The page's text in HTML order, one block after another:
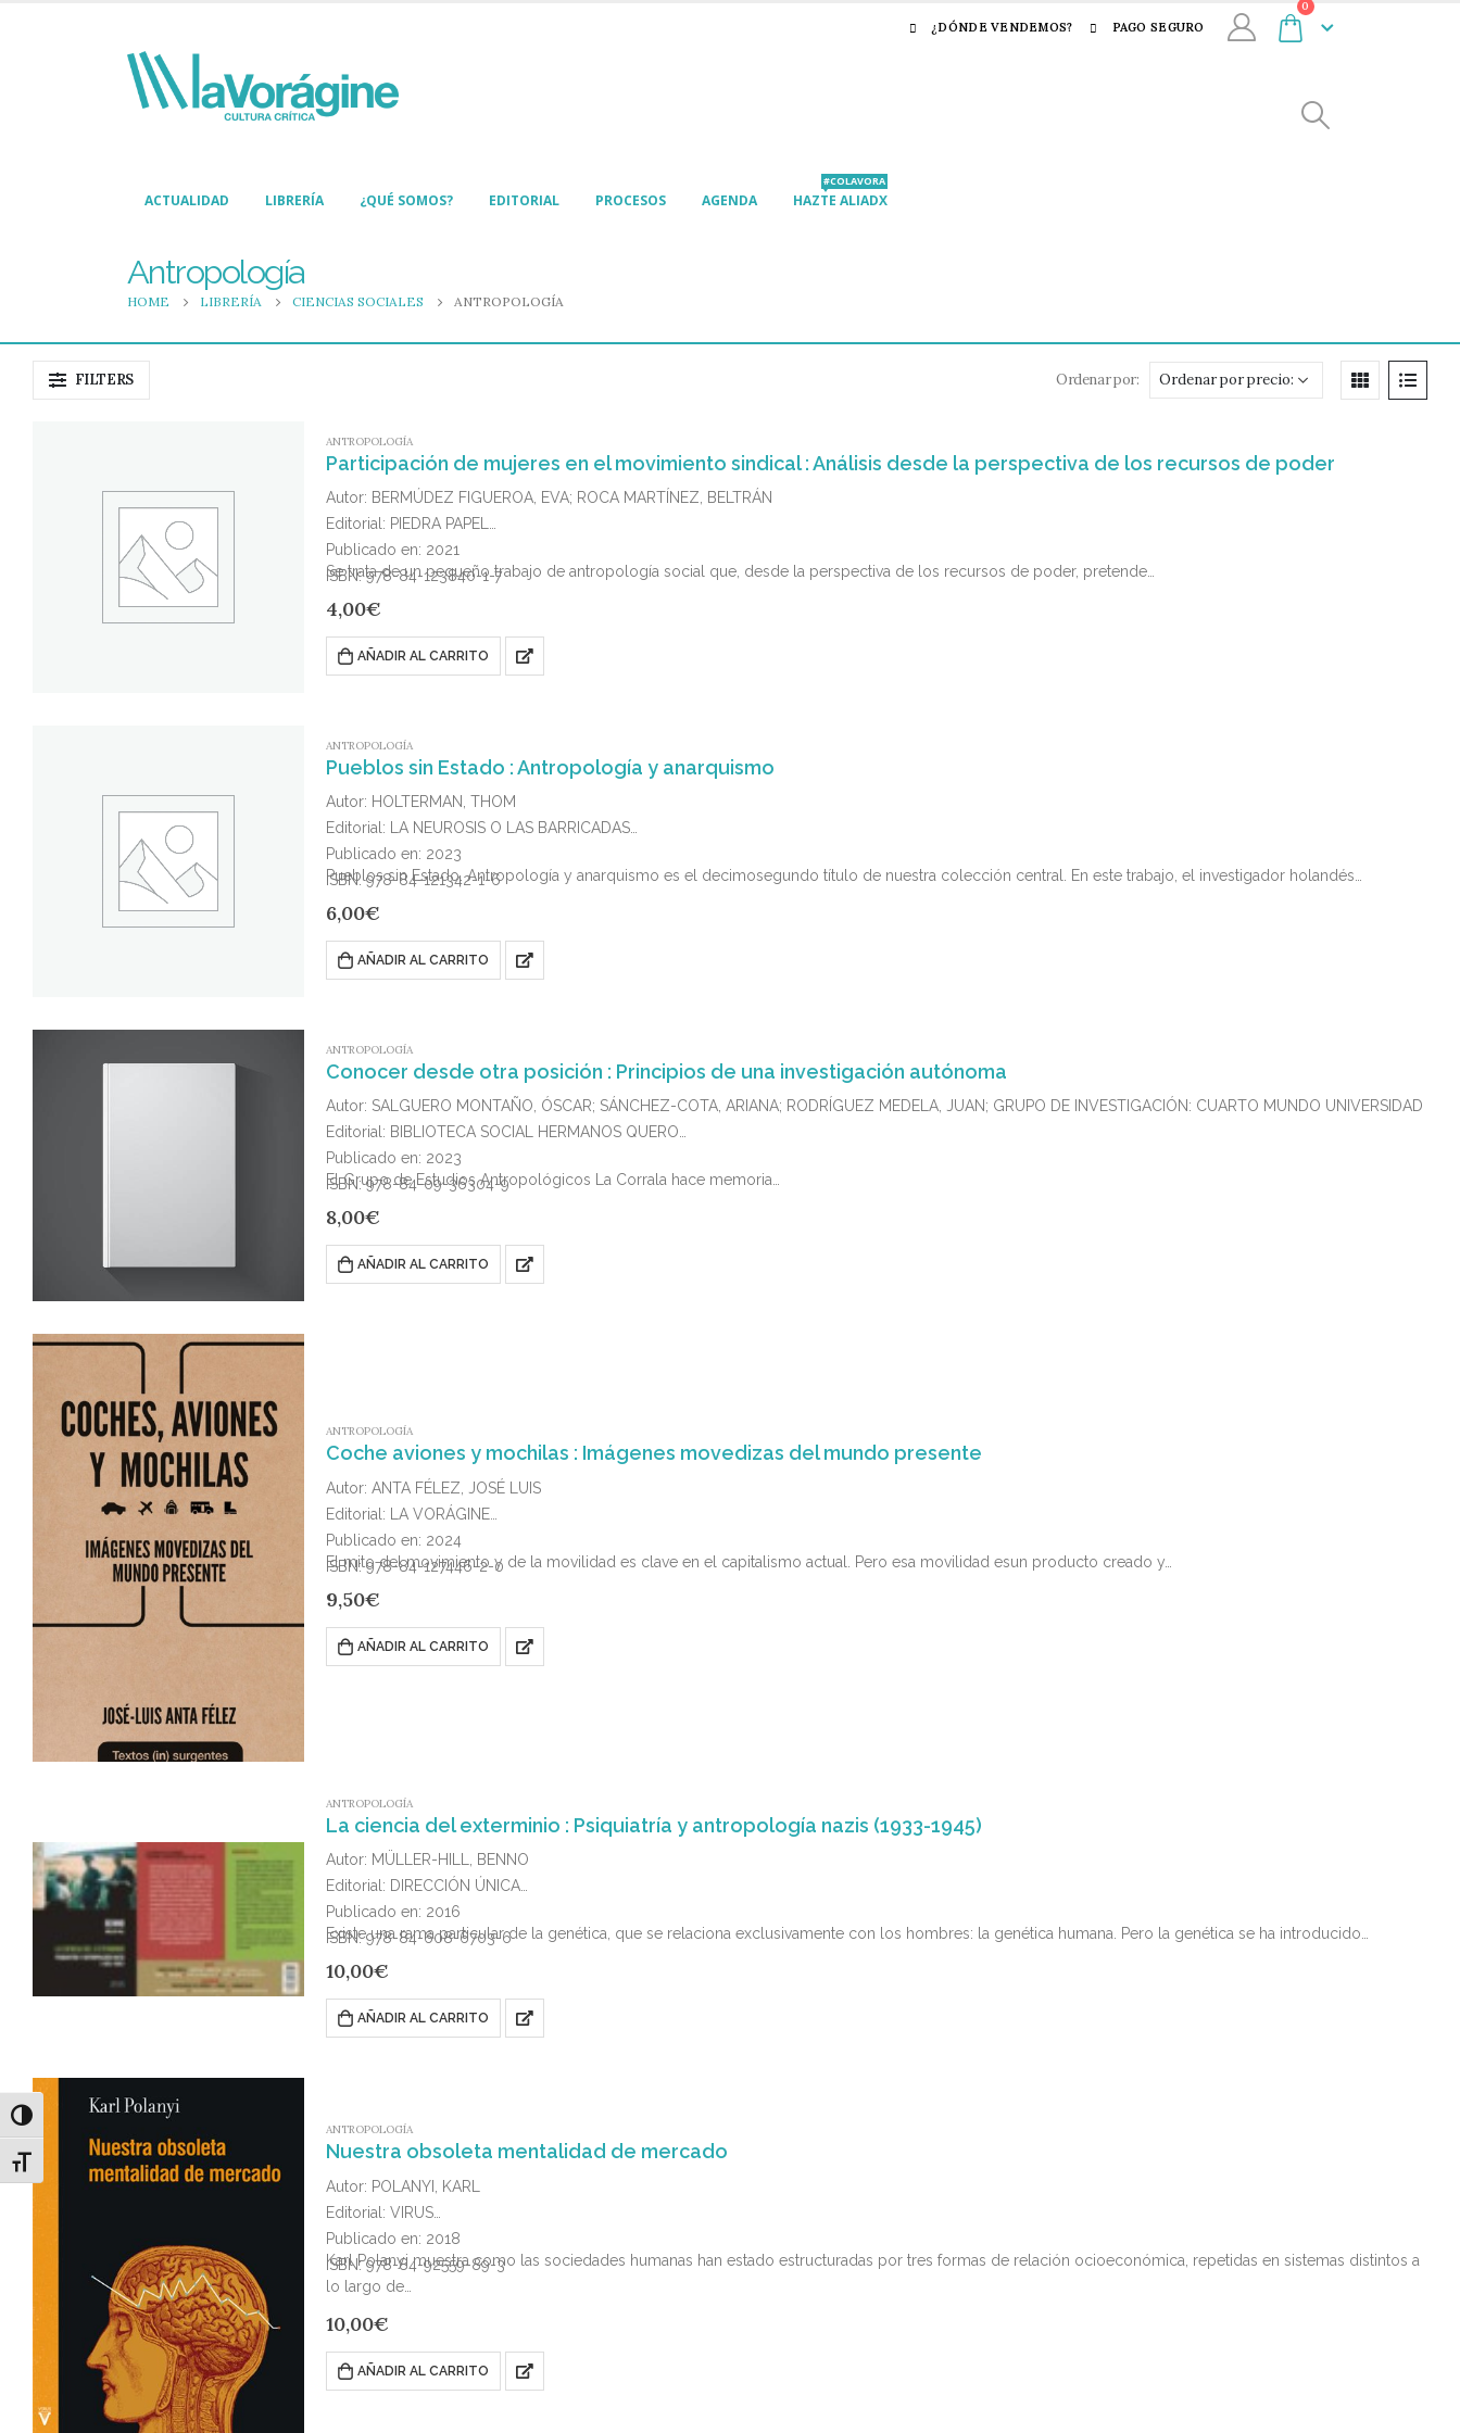
Alternar alto contraste
Alternar tamaño de letra
¿DÓNDE VENDEMOS? PAGO SEGURO
0
ACTUALIDAD LIBRERÍA ¿QUÉ SOMOS? EDITORIAL PROCESOS AGENDA HAZTE ALIADX
#COLAVORA
Antropología
HOME LIBRERÍA CIENCIAS SOCIALES ANTROPOLOGÍA
FILTERS Ordenar por:
ANTROPOLOGÍA
Participación de mujeres en el movimiento sindical : Análisis desde la perspectiva de los recursos de poder
Autor: BERMÚDEZ FIGUEROA, EVA; ROCA MARTÍNEZ, BELTRÁN
Editorial: PIEDRA PAPEL
Publicado en: 2021
ISBN: 978-84-123840-1-7
Se trata de un pequeño trabajo de antropología social que, desde la perspectiva de los recursos de poder, pretende…
4,00€
AÑADIR AL CARRITO
ANTROPOLOGÍA
Pueblos sin Estado : Antropología y anarquismo
Autor: HOLTERMAN, THOM
Editorial: LA NEUROSIS O LAS BARRICADAS
Publicado en: 2023
ISBN: 978-84-121342-1-6
Pueblos sin Estado. Antropología y anarquismo es el decimosegundo título de nuestra colección central. En este trabajo, el investigador holandés…
6,00€
AÑADIR AL CARRITO
ANTROPOLOGÍA
Conocer desde otra posición : Principios de una investigación autónoma
Autor: SALGUERO MONTAÑO, ÓSCAR; SÁNCHEZ-COTA, ARIANA; RODRÍGUEZ MEDELA, JUAN; GRUPO DE INVESTIGACIÓN: CUARTO MUNDO UNIVERSIDAD
Editorial: BIBLIOTECA SOCIAL HERMANOS QUERO
Publicado en: 2023
ISBN: 978-84-09-36304-9
El Grupo de Estudios Antropológicos La Corrala hace memoria…
8,00€
AÑADIR AL CARRITO
ANTROPOLOGÍA
Coche aviones y mochilas : Imágenes movedizas del mundo presente
Autor: ANTA FÉLEZ, JOSÉ LUIS
Editorial: LA VORÁGINE
Publicado en: 2024
ISBN: 978-84-127446-2-0
El mito del movimiento y de la movilidad es clave en el capitalismo actual. Pero esa movilidad esun producto creado y…
9,50€
AÑADIR AL CARRITO
ANTROPOLOGÍA
La ciencia del exterminio : Psiquiatría y antropología nazis (1933-1945)
Autor: MÜLLER-HILL, BENNO
Editorial: DIRECCIÓN ÚNICA
Publicado en: 2016
ISBN: 978-84-608-6703-6
Existe una rama particular de la genética, que se relaciona exclusivamente con los hombres: la genética humana. Pero la genética se ha introducido…
10,00€
AÑADIR AL CARRITO
ANTROPOLOGÍA
Nuestra obsoleta mentalidad de mercado
Autor: POLANYI, KARL
Editorial: VIRUS
Publicado en: 2018
ISBN: 978-84-92559-89-3
Karl Polanyi muestra como las sociedades humanas han estado estructuradas por tres formas de relación ocioeconómica, repetidas en sistemas distintos a
lo largo de…
10,00€
AÑADIR AL CARRITO